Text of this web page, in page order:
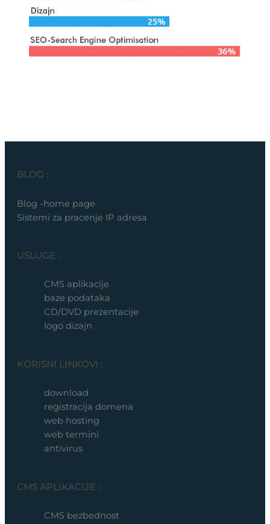
BLOG :
Blog -home page
Sistemi za pracenje IP adresa
USLUGE :
CMS aplikacije
baze podataka
CD/DVD prezentacije
logo dizajn
KORISNI LINKOVI :
download
registracija domena
web hosting
web termini
antivirus
CMS APLIKACIJE :
CMS bezbednost